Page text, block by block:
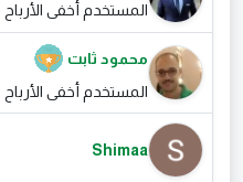
المستخدم أخفى الأرباح
محمود ثابت
المستخدم أخفى الأرباح
Shimaa